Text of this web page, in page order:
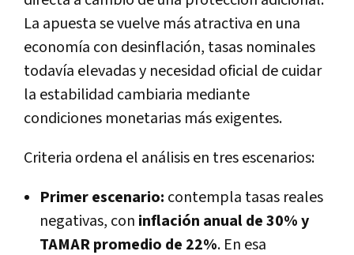
La apuesta se vuelve más atractiva en una
economía con desinflación, tasas nominales
todavía elevadas y necesidad oficial de cuidar
la estabilidad cambiaria mediante
condiciones monetarias más exigentes.
Criteria ordena el análisis en tres escenarios:
Primer escenario: contempla tasas reales
negativas, con inflación anual de 30% y
TAMAR promedio de 22%. En esa